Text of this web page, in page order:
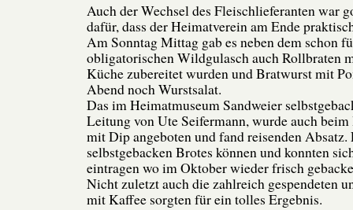
Auch der Wechsel des Fleischlieferanten war
dafür, dass der Heimatverein am Ende
Am Sonntag Mittag gab es neben dem schon
obligatorischen Wildgulasch auch Rollbraten
Küche zubereitet wurden und Bratwurst mit
Abend noch Wurstsalat.
Das im Heimatmuseum Sandweier
Leitung von Ute Seifermann, wurde auch
mit Dip angeboten und fand reisenden Absatz.
selbstgebacken Brotes können und konnten
eintragen wo im Oktober wieder frisch
Nicht zuletzt auch die zahlreich gespendeten
mit Kaffee sorgten für ein tolles Ergebnis.